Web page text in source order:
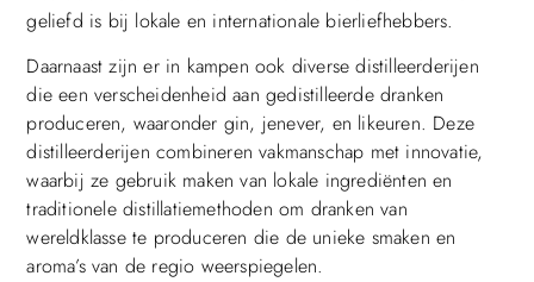
geliefd is bij lokale en internationale bierliefhebbers.
Daarnaast zijn er in kampen ook diverse distilleerderijen
die een verscheidenheid aan gedistilleerde dranken
produceren, waaronder gin, jenever, en likeuren. Deze
distilleerderijen combineren vakmanschap met innovatie,
waarbij ze gebruik maken van lokale ingrediënten en
traditionele distillatiemethoden om dranken van
wereldklasse te produceren die de unieke smaken en
aroma’s van de regio weerspiegelen.